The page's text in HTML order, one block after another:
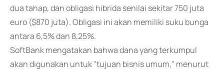
dua tahap, dan obligasi hibrida senilai sekitar 750 juta
euro ($870 juta). Obligasi ini akan memiliki suku bunga
antara 6,5% dan 8,25%.
SoftBank mengatakan bahwa dana yang terkumpul
akan digunakan untuk "tujuan bisnis umum," menurut